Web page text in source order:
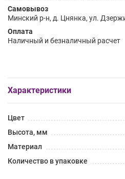
Самовывоз
Минский р-н, д. Цнянка, ул.
Оплата
Наличный и безналичный расчет
Характеристики
Цвет
Высота, мм
Материал
Количество в упаковке